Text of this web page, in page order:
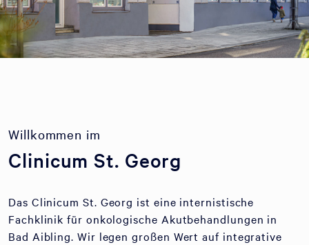
Willkommen im
Clinicum St. Georg
Das Clinicum St. Georg ist eine internistische
Fachklinik für onkologische Akutbehandlungen in
Bad Aibling. Wir legen großen Wert auf integrative